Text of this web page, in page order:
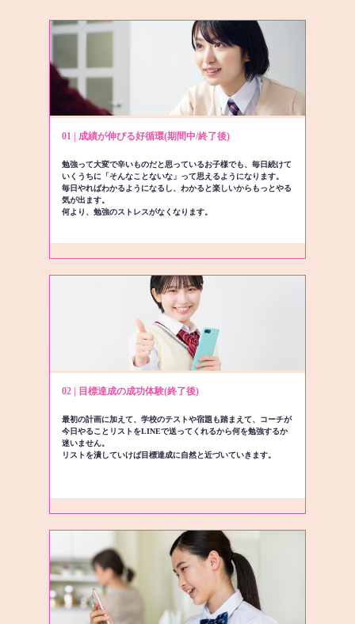
01 | 成績が伸びる好循環(期間中/終了後)
勉強って大変で辛いものだと思っているお子様でも、毎日続けて
いくうちに「そんなことないな」って思えるようになります。
毎日やればわかるようになるし、わかると楽しいからもっとやる
気が出ます。
何より、勉強のストレスがなくなります。
02 | 目標達成の成功体験(終了後)
最初の計画に加えて、学校のテストや宿題も踏まえて、コーチが
今日やることリストをLINEで送ってくれるから何を勉強するか
迷いません。
リストを潰していけば目標達成に自然と近づいていきます。